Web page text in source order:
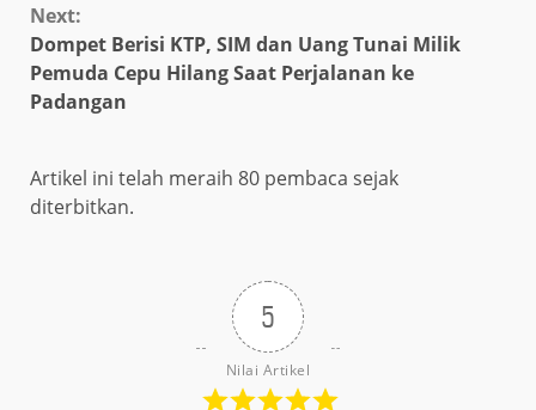
Next:
Dompet Berisi KTP, SIM dan Uang Tunai Milik
Pemuda Cepu Hilang Saat Perjalanan ke
Padangan
Artikel ini telah meraih 80 pembaca sejak
diterbitkan.
5
Nilai Artikel